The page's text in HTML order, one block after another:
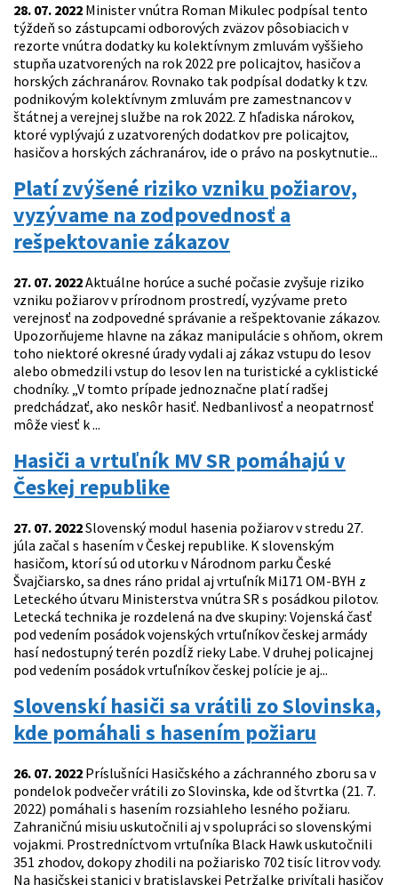
28. 07. 2022 Minister vnútra Roman Mikulec podpísal tento
týždeň so zástupcami odborových zväzov pôsobiacich v
rezorte vnútra dodatky ku kolektívnym zmluvám vyššieho
stupňa uzatvorených na rok 2022 pre policajtov, hasičov a
horských záchranárov. Rovnako tak podpísal dodatky k tzv.
podnikovým kolektívnym zmluvám pre zamestnancov v
štátnej a verejnej službe na rok 2022. Z hľadiska nárokov,
ktoré vyplývajú z uzatvorených dodatkov pre policajtov,
hasičov a horských záchranárov, ide o právo na poskytnutie...
Platí zvýšené riziko vzniku požiarov,
vyzývame na zodpovednosť a
rešpektovanie zákazov
27. 07. 2022Aktuálne horúce a suché počasie zvyšuje riziko
vzniku požiarov v prírodnom prostredí, vyzývame preto
verejnosť na zodpovedné správanie a rešpektovanie zákazov.
Upozorňujeme hlavne na zákaz manipulácie s ohňom, okrem
toho niektoré okresné úrady vydali aj zákaz vstupu do lesov
alebo obmedzili vstup do lesov len na turistické a cyklistické
chodníky. „V tomto prípade jednoznačne platí radšej
predchádzať, ako neskôr hasiť. Nedbanlivosť a neopatrnosť
môže viesť k ...
Hasiči a vrtuľník MV SR pomáhajú v
Českej republike
27. 07. 2022Slovenský modul hasenia požiarov v stredu 27.
júla začal s hasením v Českej republike. K slovenským
hasičom, ktorí sú od utorku v Národnom parku České
Švajčiarsko, sa dnes ráno pridal aj vrtuľník Mi171 OM-BYH z
Leteckého útvaru Ministerstva vnútra SR s posádkou pilotov.
Letecká technika je rozdelená na dve skupiny: Vojenská časť
pod vedením posádok vojenských vrtuľníkov českej armády
hasí nedostupný terén pozdĺž rieky Labe. V druhej policajnej
pod vedením posádok vrtuľníkov českej polície je aj...
Slovenskí hasiči sa vrátili zo Slovinska,
kde pomáhali s hasením požiaru
26. 07. 2022 Príslušníci Hasičského a záchranného zboru sa v
pondelok podvečer vrátili zo Slovinska, kde od štvrtka (21. 7.
2022) pomáhali s hasením rozsiahleho lesného požiaru.
Zahraničnú misiu uskutočnili aj v spolupráci so slovenskými
vojakmi. Prostredníctvom vrtuľníka Black Hawk uskutočnili
351 zhodov, dokopy zhodili na požiarisko 702 tisíc litrov vody.
Na hasičskej stanici v bratislavskej Petržalke privítali hasičov